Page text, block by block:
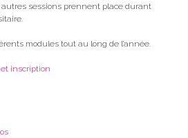
autres sessions prennent place durant
modules tout au long de l’année.
inscription